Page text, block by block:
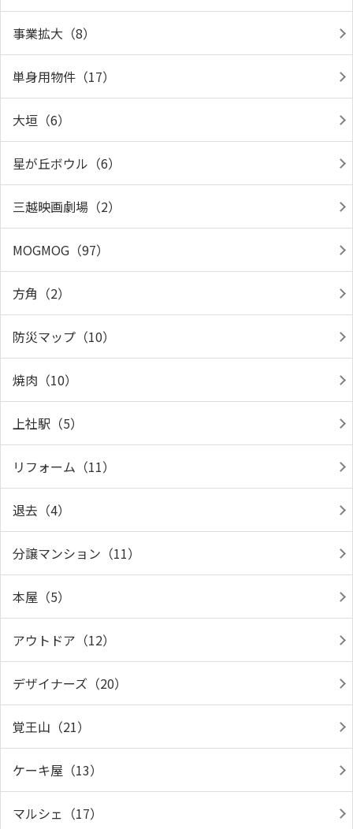
事業拡大（8）
単身用物件（17）
大垣（6）
星が丘ボウル（6）
三越映画劇場（2）
MOGMOG（97）
方角（2）
防災マップ（10）
焼肉（10）
上社駅（5）
リフォーム（11）
退去（4）
分譲マンション（11）
本屋（5）
アウトドア（12）
デザイナーズ（20）
覚王山（21）
ケーキ屋（13）
マルシェ（17）